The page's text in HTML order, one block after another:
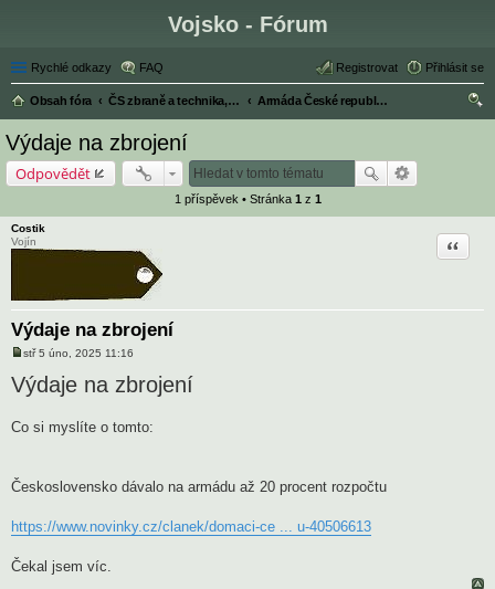
Vojsko - Fórum
Rychlé odkazy FAQ Přihlásit se
Registrovat
Obsah fóra ČS zbraně a technika, armáda, historie ČSR
Armáda České republiky a ČSR
Výdaje na zbrojení
Odpovědět
1 příspěvek • Stránka 1 z 1
Costik
Vojín
Výdaje na zbrojení
Citace
ř
ě
stř 5 úno, 2025 11:16
Výdaje na zbrojení
Co si myslíte o tomto:
Československo dávalo na armádu až 20 procent rozpočtu
https://www.novinky.cz/clanek/domaci-ce ... u-40506613
Čekal jsem víc.